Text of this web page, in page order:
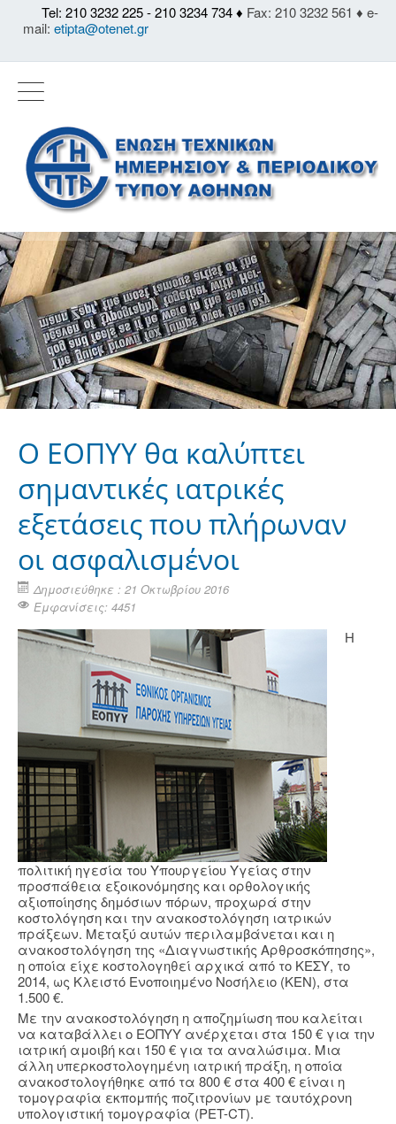
Tel: 210 3232 225 - 210 3234 734 ♦ Fax: 210 3232 561 ♦ e-
mail: etipta@otenet.gr
Ο ΕΟΠΥΥ θα καλύπτει
σημαντικές ιατρικές
εξετάσεις που πλήρωναν
οι ασφαλισμένοι
Δημοσιεύθηκε : 21 Οκτωβρίου 2016
Εμφανίσεις: 4451
Η
πολιτική ηγεσία του Υπουργείου Υγείας στην
προσπάθεια εξοικονόμησης και ορθολογικής
αξιοποίησης δημόσιων πόρων, προχωρά στην
κοστολόγηση και την ανακοστολόγηση ιατρικών
πράξεων. Μεταξύ αυτών περιλαμβάνεται και η
ανακοστολόγηση της «Διαγνωστικής Αρθροσκόπησης»,
η οποία είχε κοστολογηθεί αρχικά από το ΚΕΣΥ, το
2014, ως Κλειστό Ενοποιημένο Νοσήλειο (ΚΕΝ), στα
1.500 €.
Με την ανακοστολόγηση η αποζημίωση που καλείται
να καταβάλλει ο ΕΟΠΥΥ ανέρχεται στα 150 € για την
ιατρική αμοιβή και 150 € για τα αναλώσιμα. Μια
άλλη υπερκοστολογημένη ιατρική πράξη, η οποία
ανακοστολογήθηκε από τα 800 € στα 400 € είναι η
τομογραφία εκπομπής ποζιτρονίων με ταυτόχρονη
υπολογιστική τομογραφία (PET-CT).